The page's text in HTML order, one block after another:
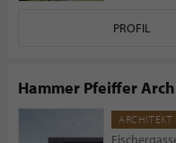
PROFIL
Hammer Pfeiffer
ARCHITEKT